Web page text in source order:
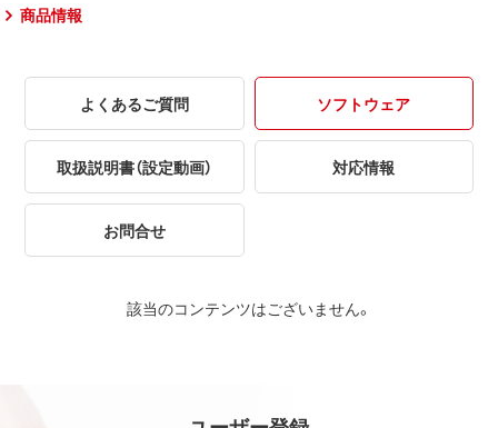
商品情報
よくあるご質問 ソフトウェア
取扱説明書（設定動画） 対応情報
お問合せ
該当のコンテンツはございません。